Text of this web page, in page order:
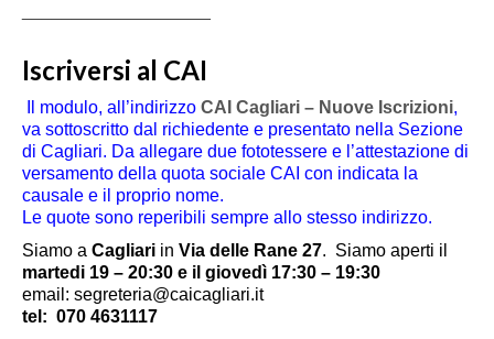
Iscriversi al CAI
Il modulo, all’indirizzo CAI Cagliari – Nuove Iscrizioni,
va sottoscritto dal richiedente e presentato nella Sezione
di Cagliari. Da allegare due fototessere e l’attestazione di
versamento della quota sociale CAI con indicata la
causale e il proprio nome.
Le quote sono reperibili sempre allo stesso indirizzo.
Siamo a Cagliari in Via delle Rane 27. Siamo aperti il
martedi 19 – 20:30 e il giovedì 17:30 – 19:30
email: segreteria@caicagliari.it
tel: 070 4631117